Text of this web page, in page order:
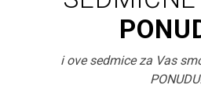
i ove sedmice za Vas